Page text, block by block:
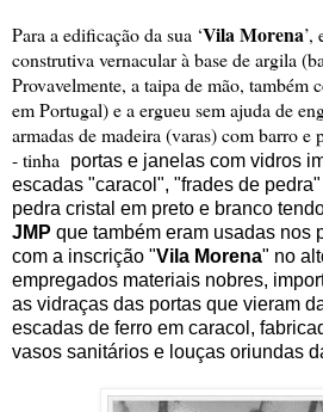
Para a edificação da sua ‘Vila Morena’,
construtiva vernacular à base de argila
Provavelmente, a taipa de mão, também
em Portugal) e a ergueu sem ajuda de
armadas de madeira (varas) com barro e
- tinha
portas e janelas com vidros
escadas "caracol", "frades de
pedra cristal em preto e branco
JMP que também eram usadas nos
com a inscrição "Vila Morena" no
empregados materiais nobres,
as vidraças das portas que vieram
escadas de ferro em caracol,
vasos sanitários e louças oriundas